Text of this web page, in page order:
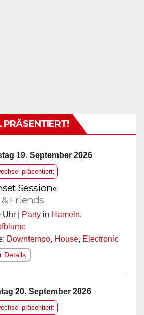
19. September 2026
präsentiert:
Session«
Friends
| Party in Hameln,
Downtempo, House, Electronic
Details
20. September 2026
präsentiert: